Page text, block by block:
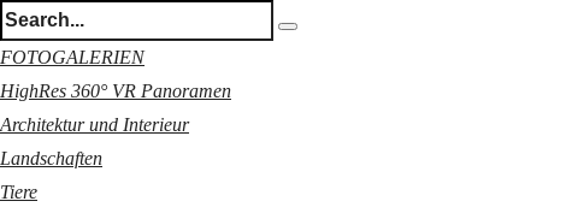
FOTOGALERIEN
HighRes 360° VR Panoramen
Architektur und Interieur
Landschaften
Tiere